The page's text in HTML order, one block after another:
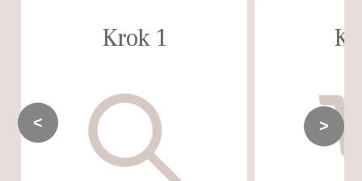
< >
Krok 1